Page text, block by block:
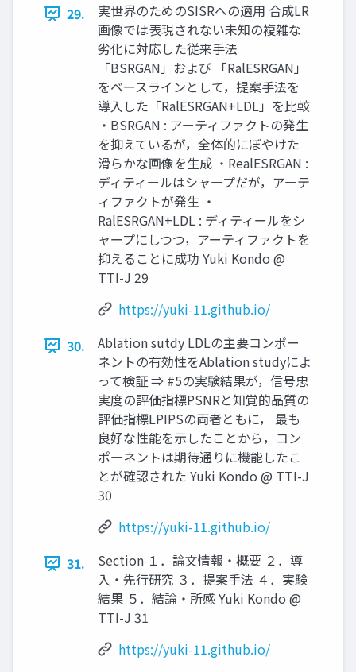
29.
実世界のためのSISRへの適用 合成LR
画像では表現されない未知の複雑な
劣化に対応した従来手法
「BSRGAN」および 「RalESRGAN」
をベースラインとして，提案手法を
導入した「RalESRGAN+LDL」を比較
・BSRGAN : アーティファクトの発生
を抑えているが，全体的にぼやけた
滑らかな画像を生成 ・RealESRGAN :
ディティールはシャープだが，アーテ
ィファクトが発生 ・
RalESRGAN+LDL : ディティールをシ
ャープにしつつ，アーティファクトを
抑えることに成功 Yuki Kondo @
TTI-J 29
https://yuki-11.github.io/
30.
Ablation sutdy LDLの主要コンポー
ネントの有効性をAblation studyによ
って検証 ⇒ #5の実験結果が，信号忠
実度の評価指標PSNRと知覚的品質の
評価指標LPIPSの両者ともに， 最も
良好な性能を示したことから，コン
ポーネントは期待通りに機能したこ
とが確認された Yuki Kondo @ TTI-J
30
https://yuki-11.github.io/
31.
Section １．論文情報・概要 ２．導
入・先行研究 ３．提案手法 ４．実験
結果 ５．結論・所感 Yuki Kondo @
TTI-J 31
https://yuki-11.github.io/